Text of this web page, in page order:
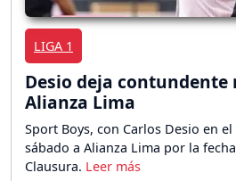
LIGA 1
Desio deja contundente
Alianza Lima
Sport Boys, con Carlos Desio en
sábado a Alianza Lima por la
Clausura.